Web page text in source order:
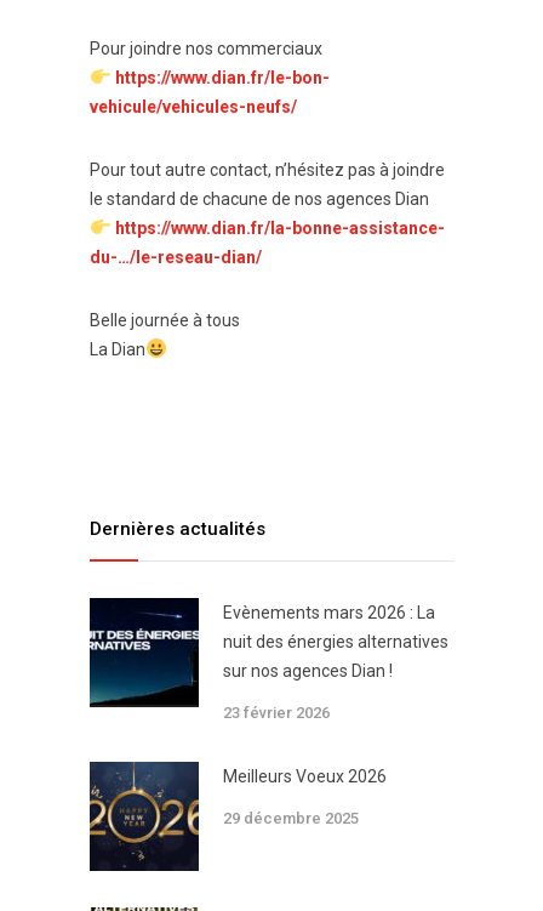
Pour joindre nos commerciaux
https://www.dian.fr/le-bon-
vehicule/vehicules-neufs/
Pour tout autre contact, n’hésitez pas à joindre
le standard de chacune de nos agences Dian
https://www.dian.fr/la-bonne-assistance-
du-…/le-reseau-dian/
Belle journée à tous
La Dian
Dernières actualités
Evènements mars 2026 : La
nuit des énergies alternatives
sur nos agences Dian !
23 février 2026
Meilleurs Voeux 2026
29 décembre 2025